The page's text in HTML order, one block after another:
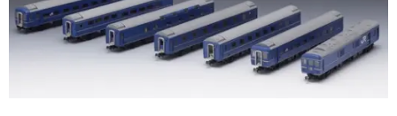
トミーテック
マイクロエース